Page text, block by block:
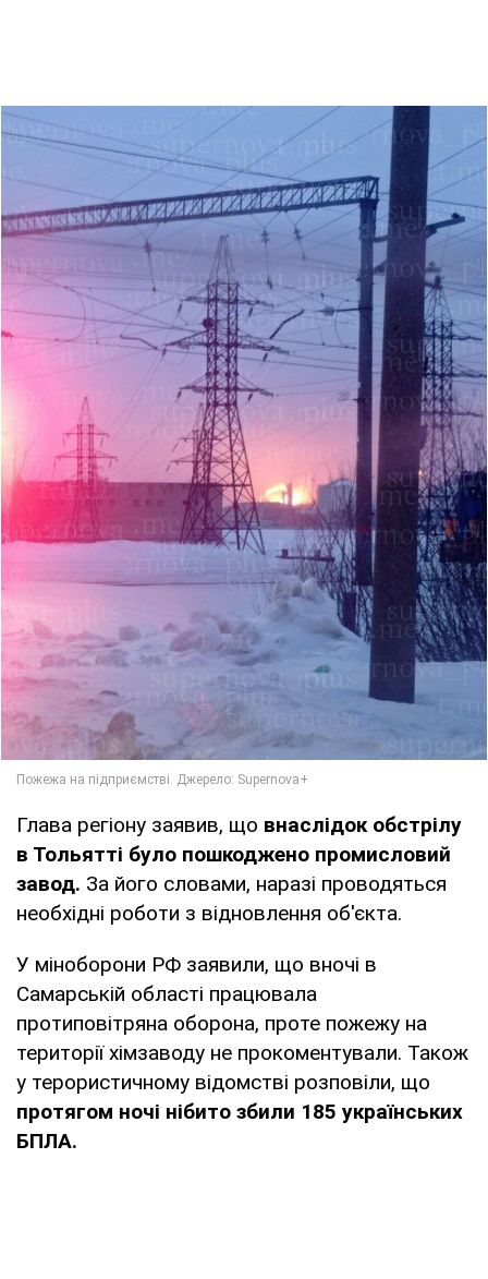
Глава регіону заявив, що внаслідок обстрілу
в Тольятті було пошкоджено промисловий
завод. За його словами, наразі проводяться
необхідні роботи з відновлення об'єкта.
У міноборони РФ заявили, що вночі в
Самарській області працювала
протиповітряна оборона, проте пожежу на
території хімзаводу не прокоментували. Також
у терористичному відомстві розповіли, що
протягом ночі нібито збили 185 українських
БПЛА.